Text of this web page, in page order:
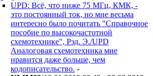
UPD: Всё, что ниже 75 МГц, КМК, -
это постоянный ток, но мне весьма
интересно было почитать "Справочное
пособие по высокочастотной
схемотехнике", Рэд. Э./UPD
Aналоговая схемотехника мне
нравится даже больше, чем
кодописательство. -